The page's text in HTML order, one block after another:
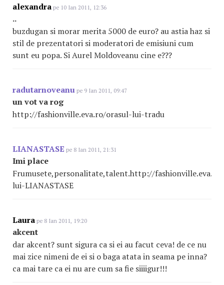
alexandra pe 10 Ian 2011, 12:36
..
buzdugan si morar merita 5000 de euro? au astia haz si
stil de prezentatori si moderatori de emisiuni cum
sunt eu popa. Si Aurel Moldoveanu cine e???
radutarnoveanu pe 9 Ian 2011, 09:47
un vot va rog
http://fashionville.eva.ro/orasul-lui-tradu
LIANASTASE pe 8 Ian 2011, 21:31
Imi place
Frumusete,personalitate,talent.http://
lui-LIANASTASE
Laura pe 8 Ian 2011, 19:20
akcent
dar akcent? sunt sigura ca si ei au facut ceva! de ce nu
mai zice nimeni de ei si o baga atata in seama pe inna?
ca mai tare ca ei nu are cum sa fie siiiigur!!!